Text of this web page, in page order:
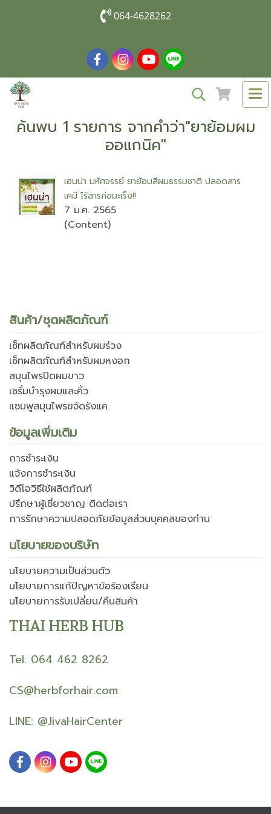
064-4628262
ค้นพบ 1 รายการ จากคำว่า"ยาย้อมผม
ออแกนิค"
เฮนน่า มหัศจรรย์ ยาย้อมสีผมธรรมชาติ ปลอดสาร
เคมี ไร้สารก่อมะเร็ง!!
7 ม.ค. 2565
(Content)
สินค้า/ชุดผลิตภัณฑ์
เซ็ทผลิตภัณฑ์สำหรับผมร่วง
เซ็ทผลิตภัณฑ์สำหรับผมหงอก
สมุนไพรปิดผมขาว
เซรั่มบำรุงผมและคิ้ว
แชมพูสมุนไพรขจัดรังแค
ข้อมูลเพิ่มเติม
การชำระเงิน
แจ้งการชำระเงิน
วิดีโอวิธีใช้ผลิตภัณฑ์
ปรึกษาผู้เชี่ยวชาญ ติดต่อเรา
การรักษาความปลอดภัยข้อมูลส่วนบุคคลของท่าน
นโยบายของบริษัท
นโยบายความเป็นส่วนตัว
นโยบายการแก้ปัญหาข้อร้องเรียน
นโยบายการรับเปลี่ยน/คืนสินค้า
THAI HERB HUB
Tel: 064 462 8262
CS@herbforhair.com
LINE: @JivaHairCenter